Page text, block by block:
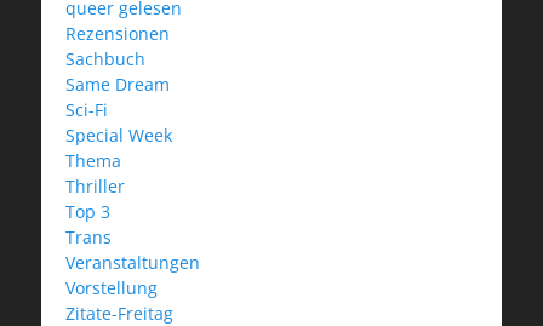
queer gelesen
Rezensionen
Sachbuch
Same Dream
Sci-Fi
Special Week
Thema
Thriller
Top 3
Trans
Veranstaltungen
Vorstellung
Zitate-Freitag